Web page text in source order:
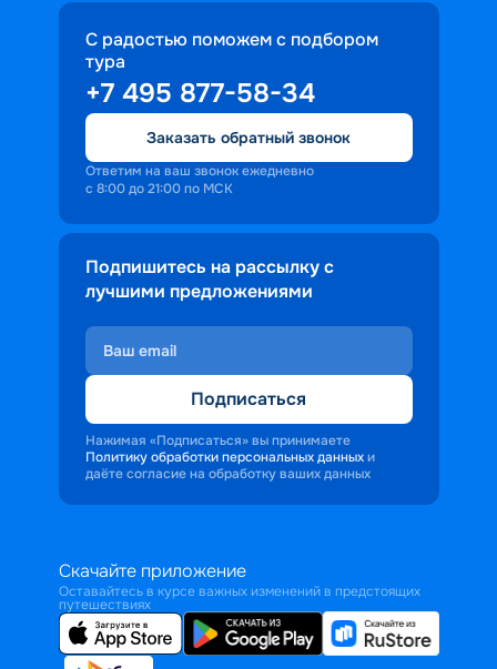
С радостью поможем с подбором
тура
+7 495 877-58-34
Заказать обратный звонок
Ответим на ваш звонок ежедневно
с 8:00 до 21:00 по МСК
Подпишитесь на рассылку с
лучшими предложениями
Подписаться
Нажимая «Подписаться» вы принимаете
Политику обработки персональных данных и
даёте согласие на обработку ваших данных
Скачайте приложение
Оставайтесь в курсе важных изменений в предстоящих
путешествиях